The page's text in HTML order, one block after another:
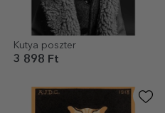
Kutya poszter
3 898 Ft